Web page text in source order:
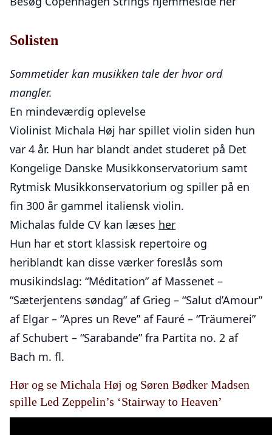
Solisten
Sommetider kan musikken tale der hvor ord
mangler.
En mindeværdig oplevelse
Violinist Michala Høj har spillet violin siden hun
var 4 år. Hun har blandt andet studeret på Det
Kongelige Danske Musikkonservatorium samt
Rytmisk Musikkonservatorium og spiller på en
fin 300 år gammel italiensk violin.
Michalas fulde CV kan læses her
Hun har et stort klassisk repertoire og
heriblandt kan disse værker foreslås som
musikindslag: “Méditation” af Massenet –
“Sæterjentens søndag” af Grieg – “Salut d’Amour”
af Elgar – “Apres un Reve” af Fauré – “Träumerei”
af Schubert – “Sarabande” fra Partita no. 2 af
Bach m. fl.
Hør og se Michala Høj og Søren Bødker Madsen
spille Led Zeppelin’s ‘Stairway to Heaven’